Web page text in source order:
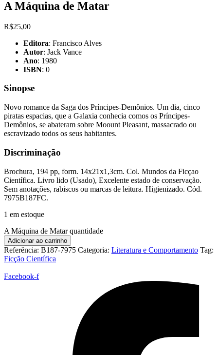
A Máquina de Matar
R$25,00
Editora: Francisco Alves
Autor: Jack Vance
Ano: 1980
ISBN: 0
Sinopse
Novo romance da Saga dos Príncipes-Demônios. Um dia, cinco
piratas espacias, que a Galaxia conhecia comos os Príncipes-
Demônios, se abateram sobre Moount Pleasant, massacrado ou
escravizado todos os seus habitantes.
Discriminação
Brochura, 194 pp, form. 14x21x1,3cm. Col. Mundos da Ficçao
Científica. Livro lido (Usado), Excelente estado de conservação.
Sem anotações, rabiscos ou marcas de leitura. Higienizado. Cód.
7975B187FC.
1 em estoque
A Máquina de Matar quantidade
Adicionar ao carrinho
Referência: B187-7975 Categoria: Literatura e Comportamento Tag:
Ficção Científica
Facebook-f